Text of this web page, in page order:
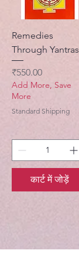
Remedies
Through Yantras
मूल्य
₹550.00
Add More, Save
More
Standard Shipping
कार्ट में जोड़ें